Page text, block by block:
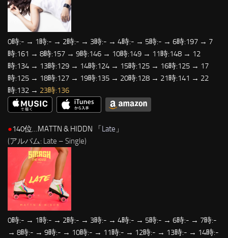
0時:- → 1時:- → 2時:- → 3時:- → 4時:- → 5時:- → 6時:197 → 7
時:161 → 8時:157 → 9時:146 → 10時:149 → 11時:148 → 12
時:134 → 13時:129 → 14時:124 → 15時:125 → 16時:125 → 17
時:125 → 18時:127 → 19時:135 → 20時:128 → 21時:141 → 22
時:132 → 23時:136
●140位…MATTN & HIDDN 「Late 」
(アルバム: Late – Single)
0時:- → 1時:- → 2時:- → 3時:- → 4時:- → 5時:- → 6時:- → 7時:-
→ 8時:- → 9時:- → 10時:- → 11時:- → 12時:- → 13時:- → 14時:-